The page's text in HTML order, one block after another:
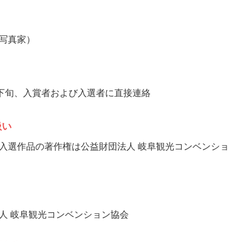
真家）
旬、入賞者および入選者に直接連絡
い
選作品の著作権は公益財団法人 岐阜観光コンベンシ
岐阜観光コンベンション協会